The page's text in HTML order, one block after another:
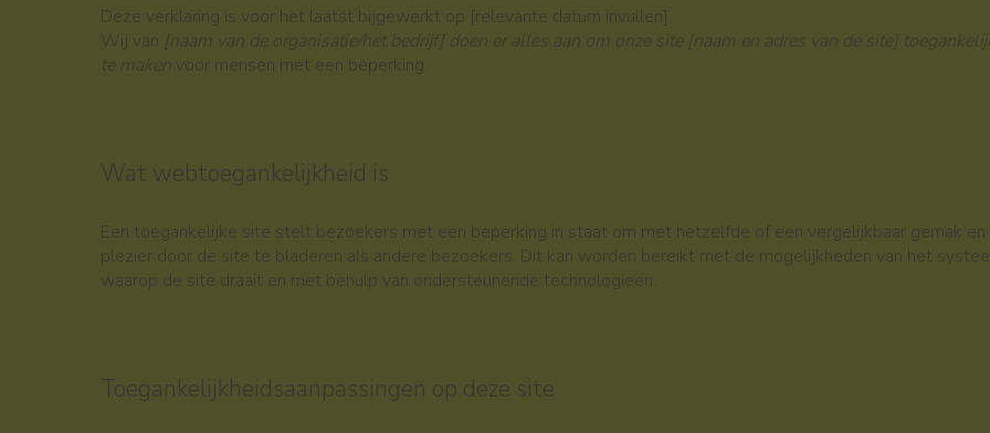
Deze verklaring is voor het laatst bijgewerkt op [relevante datum invullen].
Wij van [naam van de organisatie/het bedrijf] doen er alles aan om onze site [naam en adres van de site]
te makenvoor mensen met een beperking.
Wat webtoegankelijkheid is
Een toegankelijke site stelt bezoekers met een beperking in staat om met hetzelfde of een vergelijkbaar gemak en
plezier door de site te bladeren als andere bezoekers. Dit kan worden bereikt met de mogelijkheden van het
waarop de site draait en met behulp van ondersteunende technologieën.
Toegankelijkheidsaanpassingen op deze site